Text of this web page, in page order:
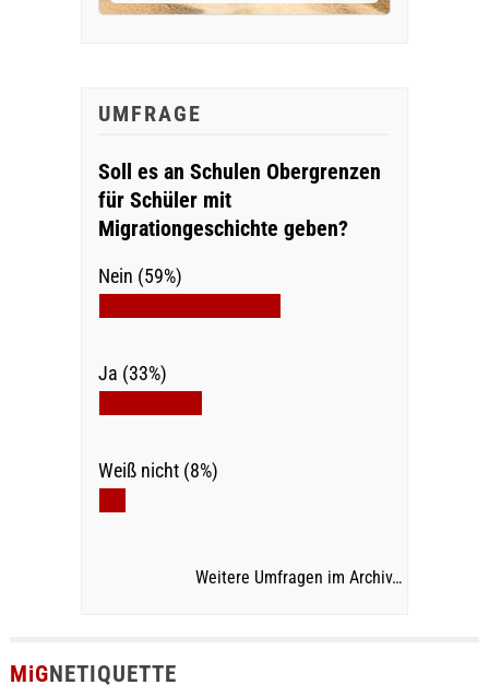
UMFRAGE
Soll es an Schulen Obergrenzen
für Schüler mit
Migrationgeschichte geben?
Nein (59%)
Ja (33%)
Weiß nicht (8%)
Weitere Umfragen im Archiv…
MiGNETIQUETTE